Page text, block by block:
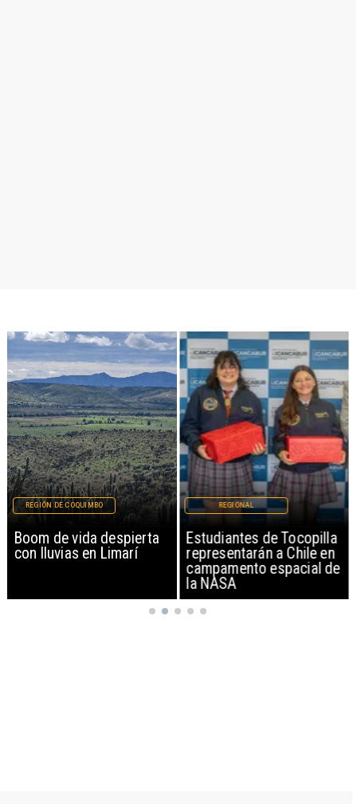
Boom de vida despierta
con lluvias en Limarí
REGIÓN DE COQUIMBO
Estudiantes de Tocopilla
representarán a Chile en
campamento espacial de
la NASA
REGIONAL